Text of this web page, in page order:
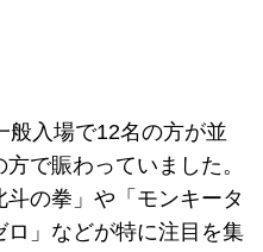
般入場で12名の方が並
で賑わっていました。
の拳」や「モンキータ
」などが特に注目を集